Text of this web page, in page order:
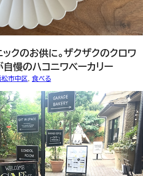
クのお供に。ザクザクのクロワ
慢のハコニワベーカリー
市中区, 食べる